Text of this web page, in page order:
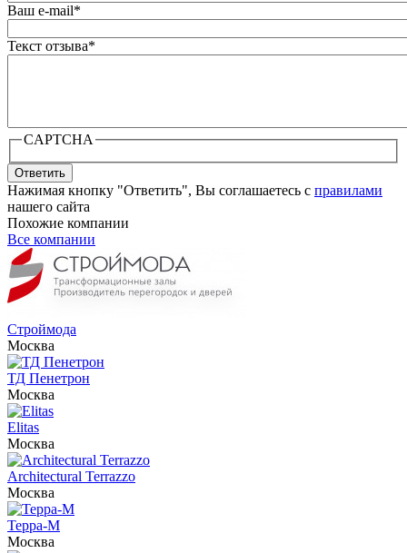
Ваш e-mail*
Текст отзыва*
CAPTCHA
Ответить
Нажимая кнопку "Ответить", Вы соглашаетесь с правилами
нашего сайта
Похожие компании
Все компании
Строймода
Москва
ТД Пенетрон
Москва
Elitas
Москва
Architectural Terrazzo
Москва
Терра-М
Москва